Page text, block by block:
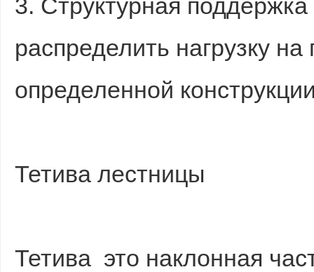
3. Структурная
распределить нагрузку
определенной
Тетива лестницы
Тетива это наклонная